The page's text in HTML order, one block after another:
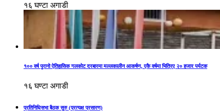
१६ घण्टा अगाडी
१०० वर्ष पुरानो ऐतिहासिक गलकोट दरबारमा मल्लकालीन आकर्षण, एकै वर्षमा भित्रिए २० हजार पर्यटक
१६ घण्टा अगाडी
प्रतिनिधिसभा बैठक सुरु (प्रत्यक्ष प्रसारण)